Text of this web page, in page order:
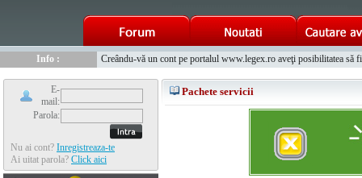
Info :
Creându-vă un cont pe portalul www.legex.ro aveţi posibilitatea să
E-
mail:
Parola:
Nu ai cont? Inregistreaza-te
Ai uitat parola? Click aici
Pachete servicii